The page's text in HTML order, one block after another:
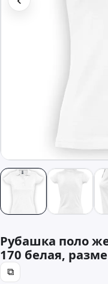
Рубашка поло
170 белая,
⧉